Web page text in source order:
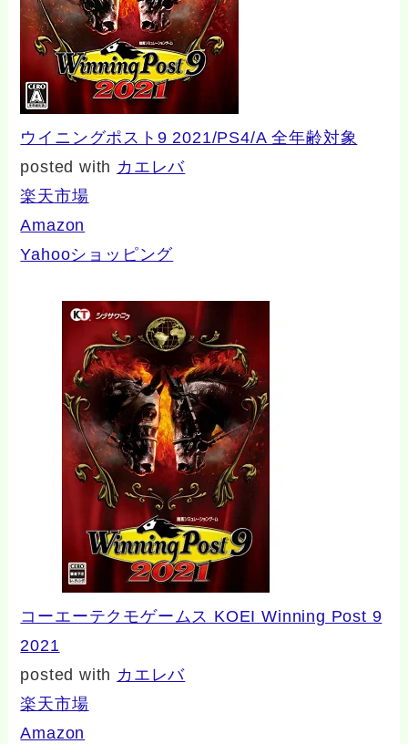
ウイニングポスト9 2021/PS4/A 全年齢対象
posted with カエレバ
楽天市場
Amazon
Yahooショッピング
コーエーテクモゲームス KOEI Winning Post 9
2021
posted with カエレバ
楽天市場
Amazon